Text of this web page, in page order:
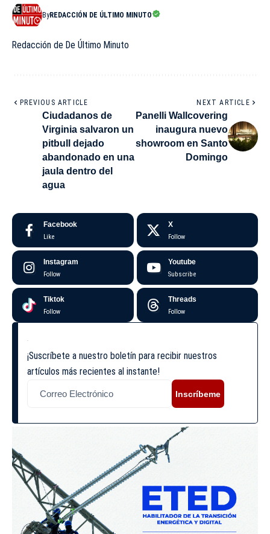
ByREDACCIÓN DE ÚLTIMO MINUTO
Redacción de De Último Minuto
PREVIOUS ARTICLE
Ciudadanos de
Virginia salvaron un
pitbull dejado
abandonado en una
jaula dentro del
agua
NEXT ARTICLE
Panelli Wallcovering
inaugura nuevo
showroom en Santo
Domingo
Facebook
Like
X
Follow
Instagram
Follow
Youtube
Subscribe
Tiktok
Follow
Threads
Follow
¡Suscríbete a nuestro boletín para recibir nuestros
artículos más recientes al instante!
Inscríbeme